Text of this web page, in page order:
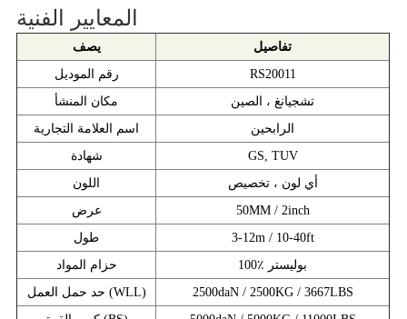
المعايير الفنية
يصف
تفاصيل
رقم الموديل
RS20011
مكان المنشأ
تشجيانغ ، الصين
اسم العلامة التجارية
الرابحين
شهادة
GS, TUV
اللون
أي لون ، تخصيص
عرض
50MM / 2inch
طول
3-12m / 10-40ft
حزام المواد
100٪ بوليستر
حد حمل العمل (WLL)
2500daN / 2500KG / 3667LBS